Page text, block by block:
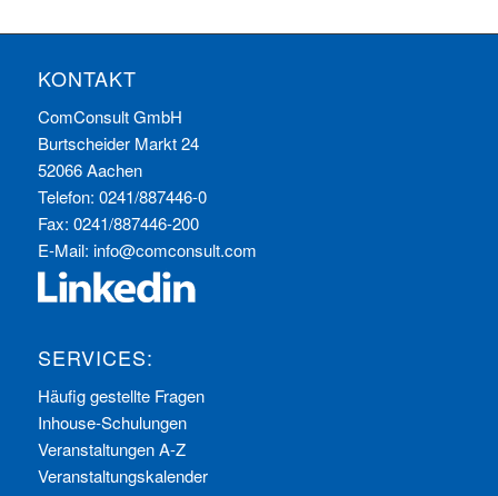
KONTAKT
ComConsult GmbH
Burtscheider Markt 24
52066 Aachen
Telefon: 0241/887446-0
Fax: 0241/887446-200
E-Mail: info@comconsult.com
SERVICES:
Häufig gestellte Fragen
Inhouse-Schulungen
Veranstaltungen A-Z
Veranstaltungskalender